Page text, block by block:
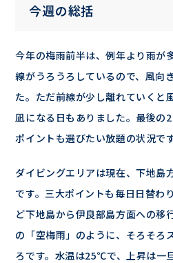
今週の総括
今年の梅雨前半は、例年より雨が
線がうろうろしているので、風向
た。ただ前線が少し離れていくと
凪になる日もありました。最後の2
ポイントも選びたい放題の状況です
ダイビングエリアは現在、下地島
です。三大ポイントも毎日日替わ
ど下地島から伊良部島方面への移
の「空梅雨」のように、そろそろ
ろです。水温は25℃で、上昇は一